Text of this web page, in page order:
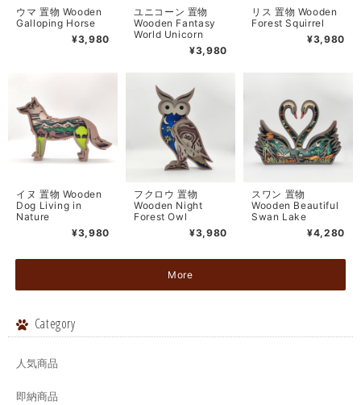
ウマ 置物 Wooden
Galloping Horse
¥3,980
ユニコーン 置物
Wooden Fantasy
World Unicorn
¥3,980
リス 置物 Wooden
Forest Squirrel
¥3,980
イヌ 置物 Wooden
Dog Living in
Nature
¥3,980
フクロウ 置物
Wooden Night
Forest Owl
¥3,980
スワン 置物
Wooden Beautiful
Swan Lake
¥4,280
More
Category
人気商品
即納商品